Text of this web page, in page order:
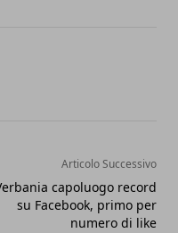
Articolo Successivo
capoluogo record
su Facebook, primo per
numero di like